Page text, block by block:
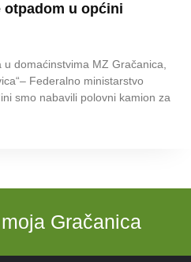
u općini
domaćinstvima MZ Gračanica,
Federalno ministarstvo
smo nabavili polovni kamion za
Gračanica